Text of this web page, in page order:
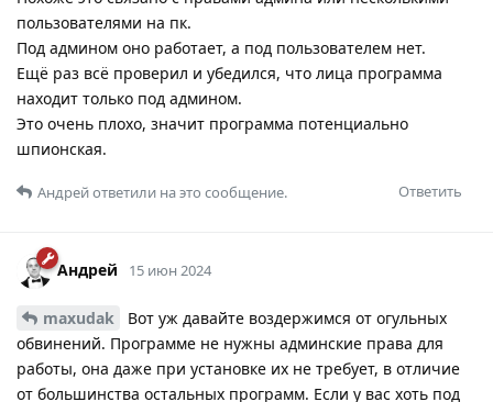
пользователями на пк.
Под админом оно работает, а под пользователем нет.
Eщё раз всё проверил и убедился, что лица программа
находит только под админом.
Это очень плохо, значит программа потенциально
шпионская.
Ответить
Андрейответили на это сообщение.
Андрей 15 июн 2024
maxudak
Вот уж давайте воздержимся от огульных
обвинений. Программе не нужны админские права для
работы, она даже при установке их не требует, в отличие
от большинства остальных программ. Если у вас хоть под